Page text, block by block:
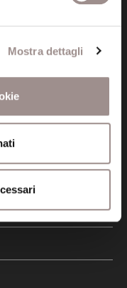
Mostra dettagli